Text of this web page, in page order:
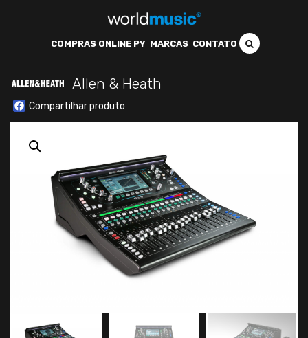
COMPRAS ONLINE PY MARCAS CONTATO
Allen & Heath
Facebook